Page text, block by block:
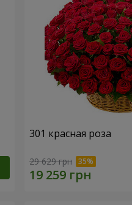
301 красная роза
29 629 грн